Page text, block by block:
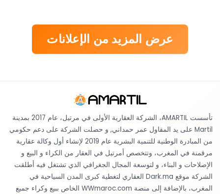
عرض المزيد من الإعلانات
تأسست AMARTIL، الشركة العقارية الأولى في مرتيل، عام 2017 بمدينة
Martil على يد المقاول عمر حمداني, و حصلت الشركة على دعم حكومي
من المبادرة الوطنية للتنمية البشرية عام 2019 لإنشاء أول وكالة عقارية
مرقمنة في المغرب، وتتخصص أمرتيل في العقار من الكراء و البيع و
الإصلاحات و البناء، و لتوسعة المجال الجغرافي الذي تشتغل فيه أطلقت
الشركة موقع Dark.ma العقاري لتغطية كبرى المدن السياحية في
المغرب، بالإضافة إلى منصة WWmaroc.com الخاص ببيع وكراء جميع